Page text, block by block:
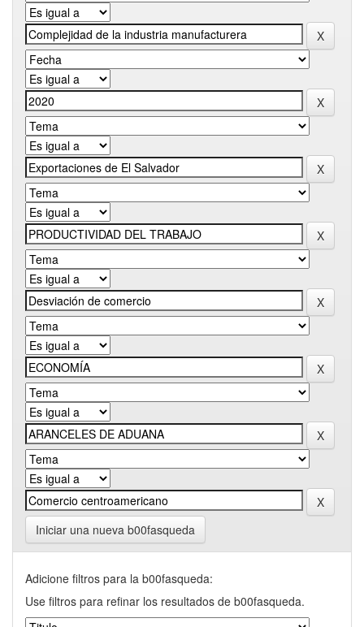
Iniciar una nueva b00fasqueda
Adicione filtros para la b00fasqueda:
Use filtros para refinar los resultados de b00fasqueda.